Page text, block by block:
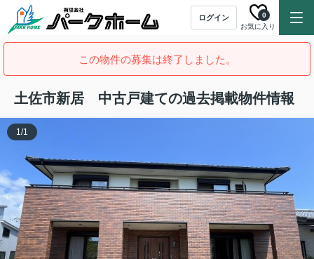
ログイン
お気に入り
0
この物件の募集は終了しました。
土佐市新居 中古戸建ての過去掲載物件情報
1/1